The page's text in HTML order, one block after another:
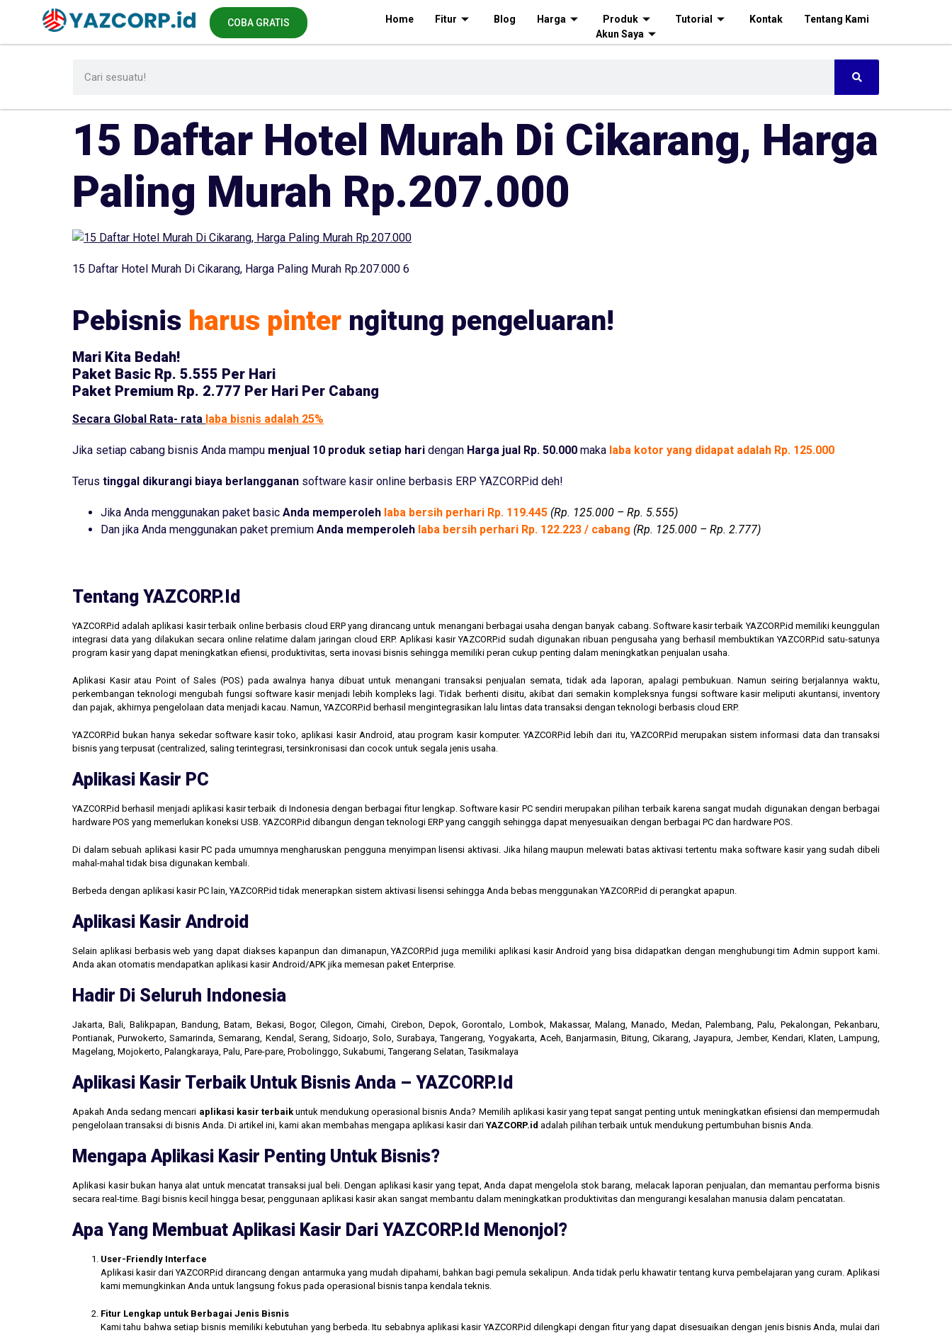
COBA GRATIS Home Fitur Blog Harga Produk Tutorial Kontak
Tentang Kami
Akun Saya
15 Daftar Hotel Murah Di Cikarang, Harga
Paling Murah Rp.207.000
15 Daftar Hotel Murah Di Cikarang, Harga Paling Murah Rp.207.000 6
Pebisnis harus pinter ngitung pengeluaran!
Mari Kita Bedah!
Paket Basic Rp. 5.555 Per Hari
Paket Premium Rp. 2.777 Per Hari Per Cabang
Secara Global Rata- rata laba bisnis adalah 25%
Jika setiap cabang bisnis Anda mampu menjual 10 produk setiap hari dengan Harga jual Rp. 50.000 maka laba kotor yang didapat adalah Rp. 125.000
Terus tinggal dikurangi biaya berlangganan software kasir online berbasis ERP YAZCORP.id deh!
Jika Anda menggunakan paket basic Anda memperoleh laba bersih perhari Rp. 119.445 (Rp. 125.000 – Rp. 5.555)
Dan jika Anda menggunakan paket premium Anda memperoleh laba bersih perhari Rp. 122.223 / cabang (Rp. 125.000 – Rp. 2.777)
Tentang YAZCORP.id
YAZCORP.id adalah aplikasi kasir terbaik online berbasis cloud ERP yang dirancang untuk menangani berbagai usaha dengan banyak cabang. Software kasir terbaik YAZCORP.id memiliki keunggulan
integrasi data yang dilakukan secara online relatime dalam jaringan cloud ERP. Aplikasi kasir YAZCORP.id sudah digunakan ribuan pengusaha yang berhasil membuktikan YAZCORP.id satu-satunya
program kasir yang dapat meningkatkan efiensi, produktivitas, serta inovasi bisnis sehingga memiliki peran cukup penting dalam meningkatkan penjualan usaha.
Aplikasi Kasir atau Point of Sales (POS) pada awalnya hanya dibuat untuk menangani transaksi penjualan semata, tidak ada laporan, apalagi pembukuan. Namun seiring berjalannya waktu,
perkembangan teknologi mengubah fungsi software kasir menjadi lebih kompleks lagi. Tidak berhenti disitu, akibat dari semakin kompleksnya fungsi software kasir meliputi akuntansi, inventory
dan pajak, akhirnya pengelolaan data menjadi kacau. Namun, YAZCORP.id berhasil mengintegrasikan lalu lintas data transaksi dengan teknologi berbasis cloud ERP.
YAZCORP.id bukan hanya sekedar software kasir toko, aplikasi kasir Android, atau program kasir komputer. YAZCORP.id lebih dari itu, YAZCORP.id merupakan sistem informasi data dan transaksi
bisnis yang terpusat (centralized, saling terintegrasi, tersinkronisasi dan cocok untuk segala jenis usaha.
Aplikasi Kasir PC
YAZCORP.id berhasil menjadi aplikasi kasir terbaik di Indonesia dengan berbagai fitur lengkap. Software kasir PC sendiri merupakan pilihan terbaik karena sangat mudah digunakan dengan berbagai
hardware POS yang memerlukan koneksi USB. YAZCORP.id dibangun dengan teknologi ERP yang canggih sehingga dapat menyesuaikan dengan berbagai PC dan hardware POS.
Di dalam sebuah aplikasi kasir PC pada umumnya mengharuskan pengguna menyimpan lisensi aktivasi. Jika hilang maupun melewati batas aktivasi tertentu maka software kasir yang sudah dibeli
mahal-mahal tidak bisa digunakan kembali.
Berbeda dengan aplikasi kasir PC lain, YAZCORP.id tidak menerapkan sistem aktivasi lisensi sehingga Anda bebas menggunakan YAZCORP.id di perangkat apapun.
Aplikasi Kasir Android
Selain aplikasi berbasis web yang dapat diakses kapanpun dan dimanapun, YAZCORP.id juga memiliki aplikasi kasir Android yang bisa didapatkan dengan menghubungi tim Admin support kami.
Anda akan otomatis mendapatkan aplikasi kasir Android/APK jika memesan paket Enterprise.
Hadir Di Seluruh Indonesia
Jakarta, Bali, Balikpapan, Bandung, Batam, Bekasi, Bogor, Cilegon, Cimahi, Cirebon, Depok, Gorontalo, Lombok, Makassar, Malang, Manado, Medan, Palembang, Palu, Pekalongan, Pekanbaru,
Pontianak, Purwokerto, Samarinda, Semarang, Kendal, Serang, Sidoarjo, Solo, Surabaya, Tangerang, Yogyakarta, Aceh, Banjarmasin, Bitung, Cikarang, Jayapura, Jember, Kendari, Klaten, Lampung,
Magelang, Mojokerto, Palangkaraya, Palu, Pare-pare, Probolinggo, Sukabumi, Tangerang Selatan, Tasikmalaya
Aplikasi Kasir Terbaik Untuk Bisnis Anda – YAZCORP.id
Apakah Anda sedang mencari aplikasi kasir terbaikuntuk mendukung operasional bisnis Anda? Memilih aplikasi kasir yang tepat sangat penting untuk meningkatkan efisiensi dan mempermudah
pengelolaan transaksi di bisnis Anda. Di artikel ini, kami akan membahas mengapa aplikasi kasir dari YAZCORP.id adalah pilihan terbaik untuk mendukung pertumbuhan bisnis Anda.
Mengapa Aplikasi Kasir Penting Untuk Bisnis?
Aplikasi kasir bukan hanya alat untuk mencatat transaksi jual beli. Dengan aplikasi kasir yang tepat, Anda dapat mengelola stok barang, melacak laporan penjualan, dan memantau performa bisnis
secara real-time. Bagi bisnis kecil hingga besar, penggunaan aplikasi kasir akan sangat membantu dalam meningkatkan produktivitas dan mengurangi kesalahan manusia dalam pencatatan.
Apa Yang Membuat Aplikasi Kasir Dari YAZCORP.id Menonjol?
User-Friendly Interface
Aplikasi kasir dari YAZCORP.id dirancang dengan antarmuka yang mudah dipahami, bahkan bagi pemula sekalipun. Anda tidak perlu khawatir tentang kurva pembelajaran yang curam. Aplikasi
kami memungkinkan Anda untuk langsung fokus pada operasional bisnis tanpa kendala teknis.
Fitur Lengkap untuk Berbagai Jenis Bisnis
Kami tahu bahwa setiap bisnis memiliki kebutuhan yang berbeda. Itu sebabnya aplikasi kasir YAZCORP.id dilengkapi dengan fitur yang dapat disesuaikan dengan jenis bisnis Anda, mulai dari